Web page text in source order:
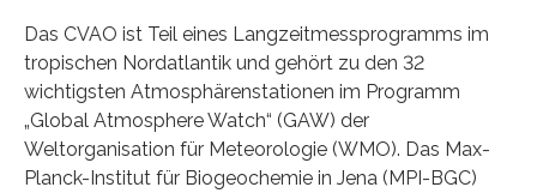
Das CVAO ist Teil eines Langzeitmessprogramms im
tropischen Nordatlantik und gehört zu den 32
wichtigsten Atmosphärenstationen im Programm
„Global Atmosphere Watch“ (GAW) der
Weltorganisation für Meteorologie (WMO). Das Max-
Planck-Institut für Biogeochemie in Jena (MPI-BGC)